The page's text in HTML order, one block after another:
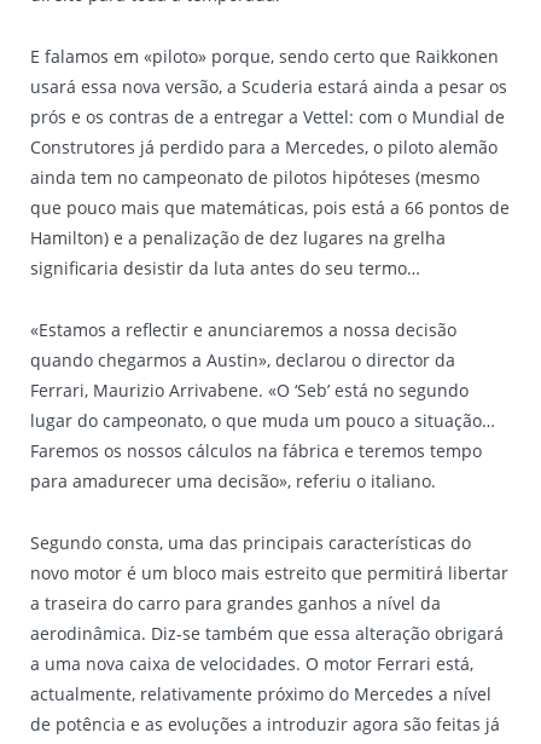
E falamos em «piloto» porque, sendo certo que Raikkonen
usará essa nova versão, a Scuderia estará ainda a pesar os
prós e os contras de a entregar a Vettel: com o Mundial de
Construtores já perdido para a Mercedes, o piloto alemão
ainda tem no campeonato de pilotos hipóteses (mesmo
que pouco mais que matemáticas, pois está a 66 pontos de
Hamilton) e a penalização de dez lugares na grelha
significaria desistir da luta antes do seu termo…
«Estamos a reflectir e anunciaremos a nossa decisão
quando chegarmos a Austin», declarou o director da
Ferrari, Maurizio Arrivabene. «O ‘Seb’ está no segundo
lugar do campeonato, o que muda um pouco a situação…
Faremos os nossos cálculos na fábrica e teremos tempo
para amadurecer uma decisão», referiu o italiano.
Segundo consta, uma das principais características do
novo motor é um bloco mais estreito que permitirá libertar
a traseira do carro para grandes ganhos a nível da
aerodinâmica. Diz-se também que essa alteração obrigará
a uma nova caixa de velocidades. O motor Ferrari está,
actualmente, relativamente próximo do Mercedes a nível
de potência e as evoluções a introduzir agora são feitas já